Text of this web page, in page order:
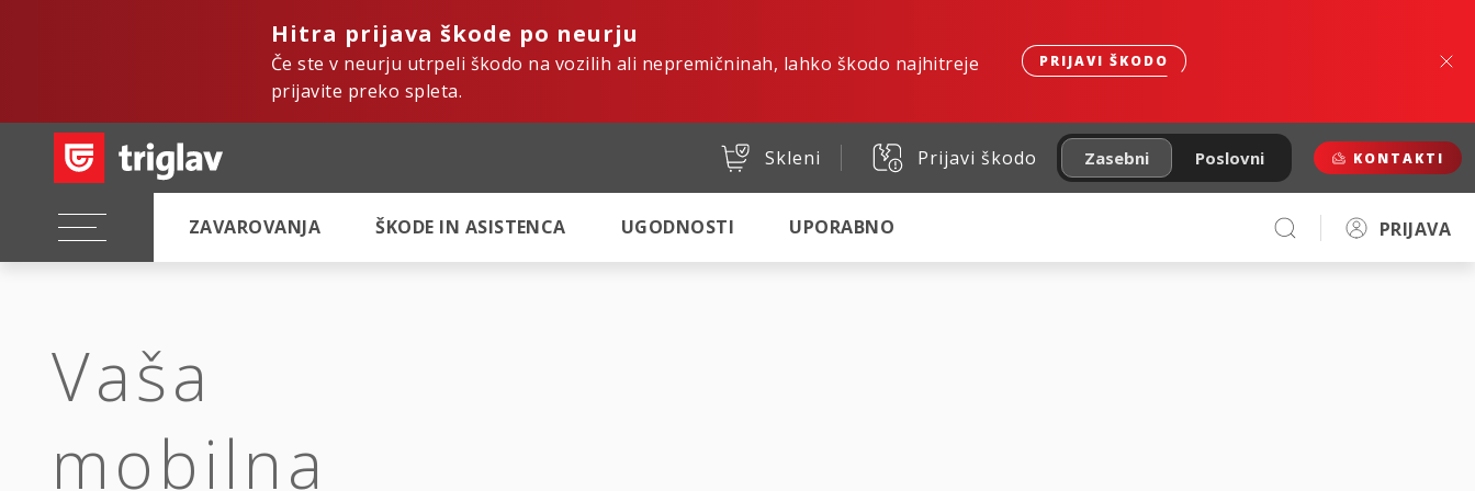
Hitra prijava škode po neurju
Če ste v neurju utrpeli škodo na vozilih ali nepremičninah, lahko škodo najhitreje
prijavite preko spleta.
PRIJAVI ŠKODO
Skleni Prijavi škodo Zasebni Poslovni KONTAKTI
ZAVAROVANJA ŠKODE IN ASISTENCA UGODNOSTI UPORABNO PRIJAVA
Vaša
mobilna